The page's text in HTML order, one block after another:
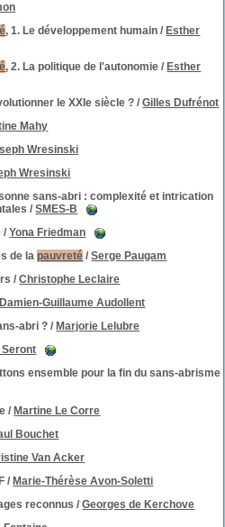
, 1. Le développement humain / Esther
, 2. La politique de l'autonomie / Esther
le XXIe siècle ? /Gilles Dufrénot
Mahy
Wresinski
Wresinski
sans-abri : complexité et intrication
/SMES-B
/Yona Friedman
de lapauvreté /Serge Paugam
/Christophe Leclaire
Damien-Guillaume Audollent
abri ? / Marjorie Lelubre
Seront
ensemble pour la fin du sans-abrisme
/ Martine Le Corre
Bouchet
Van Acker
/ Marie-Thérèse Avon-Soletti
reconnus /Georges de Kerchove